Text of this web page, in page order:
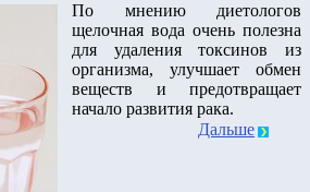
По мнению диетологов
щелочная вода очень полезна
для удаления токсинов из
организма, улучшает обмен
веществ и предотвращает
начало развития рака.
Дальше